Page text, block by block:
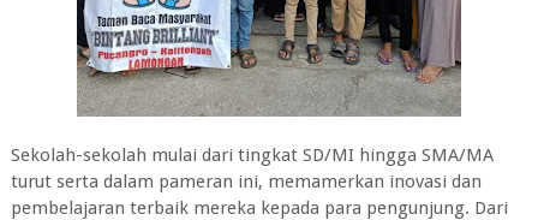
Sekolah-sekolah mulai dari tingkat SD/MI hingga SMA/MA
turut serta dalam pameran ini, memamerkan inovasi dan
pembelajaran terbaik mereka kepada para pengunjung. Dari